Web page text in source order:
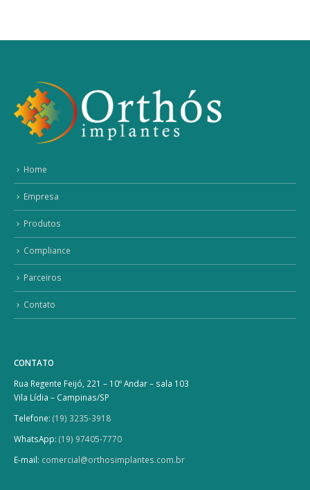
Home
Empresa
Produtos
Compliance
Parceiros
Contato
CONTATO
Rua Regente Feijó, 221 – 10º Andar – sala 103
Vila Lídia – Campinas/SP
Telefone: (19) 3235-3918
WhatsApp: (19) 97405-7770
E-mail: comercial@orthosimplantes.com.br